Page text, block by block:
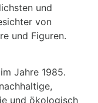
und
von
und Figuren.
Jahre 1985.
und ökologisch